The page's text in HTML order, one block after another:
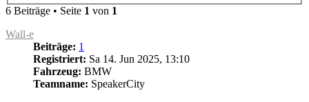
6 Beiträge • Seite 1 von 1
Wall-e
Beiträge: 1
Registriert: Sa 14. Jun 2025, 13:10
Fahrzeug: BMW
Teamname: SpeakerCity